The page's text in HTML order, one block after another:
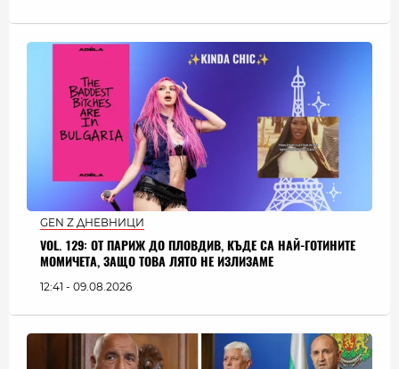
GEN Z ДНЕВНИЦИ
VOL. 129: ОТ ПАРИЖ ДО ПЛОВДИВ, КЪДЕ СА НАЙ-ГОТИНИТЕ
МОМИЧЕТА, ЗАЩО ТОВА ЛЯТО НЕ ИЗЛИЗАМЕ
12:41 - 09.08.2026